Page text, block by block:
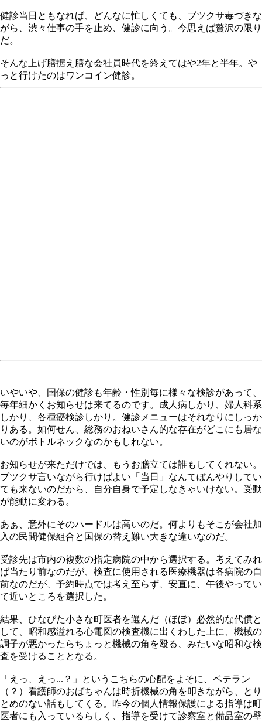
健診当日ともなれば、どんなに忙しくても、ブツクサ毒づきな
がら、渋々仕事の手を止め、健診に向う。今思えば贅沢の限り
だ。
そんな上げ膳据え膳な会社員時代を終えてはや2年と半年。や
っと行けたのはワンコイン健診。
いやいや、国保の健診も年齢・性別毎に様々な検診があって、
毎年細かくお知らせは来てるのです。成人病しかり、婦人科系
しかり、各種癌検診しかり。健診メニューはそれなりにしっか
りある。如何せん、総務のおねいさん的な存在がどこにも居な
いのがボトルネックなのかもしれない。
お知らせが来ただけでは、もうお膳立ては誰もしてくれない。
ブツクサ言いながら行けばよい「当日」なんてぼんやりしてい
ても来ないのだから、自分自身で予定しなきゃいけない。受動
が能動に変わる。
あぁ、意外にそのハードルは高いのだ。何よりもそこが会社加
入の民間健保組合と国保の替え難い大きな違いなのだ。
受診先は市内の複数の指定病院の中から選択する。考えてみれ
ば当たり前なのだが、検査に使用される医療機器は各病院の自
前なのだが、予約時点では考え至らず、安直に、午後やってい
て近いところを選択した。
結果、ひなびた小さな町医者を選んだ（ほぼ）必然的な代償と
して、昭和感溢れる心電図の検査機に出くわした上に、機械の
調子が悪かったらちょっと機械の角を殴る、みたいな昭和な検
査を受けることとなる。
「えっ、えっ...？」というこちらの心配をよそに、ベテラン
（？）看護師のおばちゃんは時折機械の角を叩きながら、とり
とめのない話もしてくる。昨今の個人情報保護による指導は町
医者にも入っているらしく、指導を受けて診察室と備品室の壁